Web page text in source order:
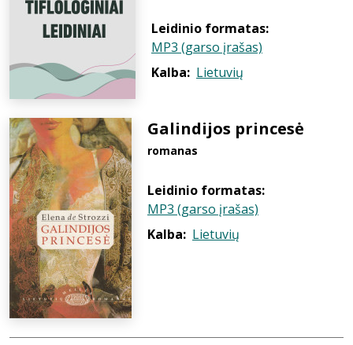
Leidinio formatas:
MP3 (garso įrašas)
Kalba: Lietuvių
Galindijos princesė
romanas
Leidinio formatas:
MP3 (garso įrašas)
Kalba: Lietuvių